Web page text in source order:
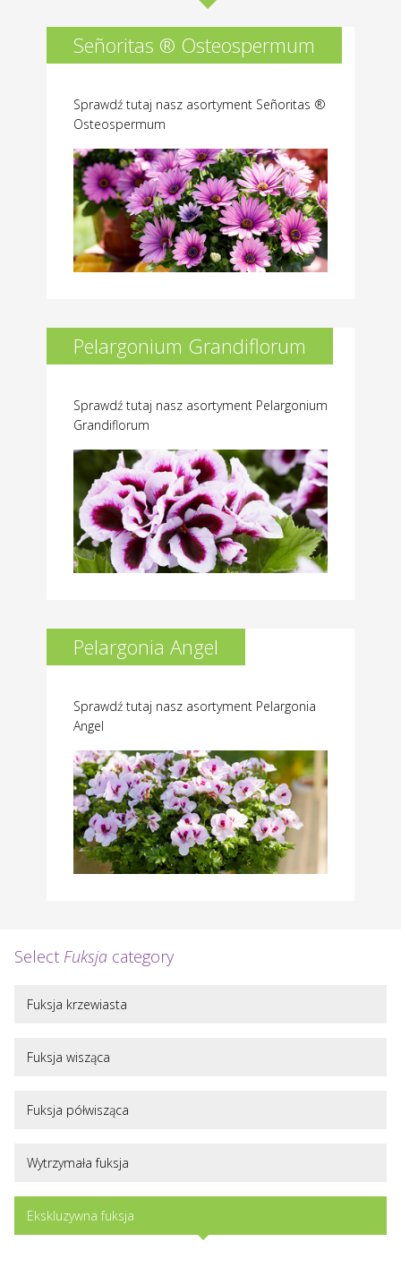
Señoritas ® Osteospermum
Sprawdź tutaj nasz asortyment Señoritas ®
Osteospermum
Pelargonium Grandiflorum
Sprawdź tutaj nasz asortyment Pelargonium
Grandiflorum
Pelargonia Angel
Sprawdź tutaj nasz asortyment Pelargonia
Angel
Select Fuksja category
Fuksja krzewiasta
Fuksja wisząca
Fuksja półwisząca
Wytrzymała fuksja
Ekskluzywna fuksja